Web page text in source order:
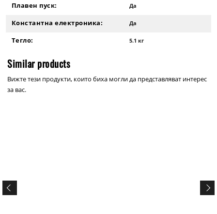
Плавен пуск: Да
Константна електроника: Да
Тегло: 5.1 кг
Similar products
Вижте тези продукти, които биха могли да представляват интерес
за вас.